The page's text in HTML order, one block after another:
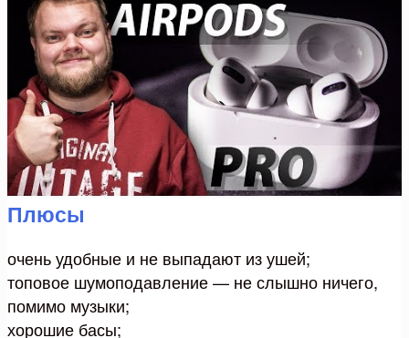
Плюсы
очень удобные и не выпадают из ушей;
топовое шумоподавление — не слышно ничего,
помимо музыки;
хорошие басы;